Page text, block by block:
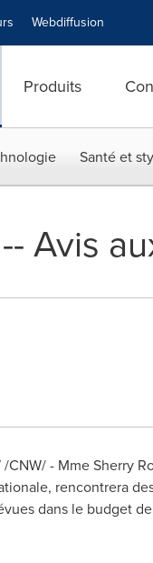
Webdiffusion
Produits
Santé et
-- Avis
CNW/ - Mme Sherry
rencontrera
dans le budget